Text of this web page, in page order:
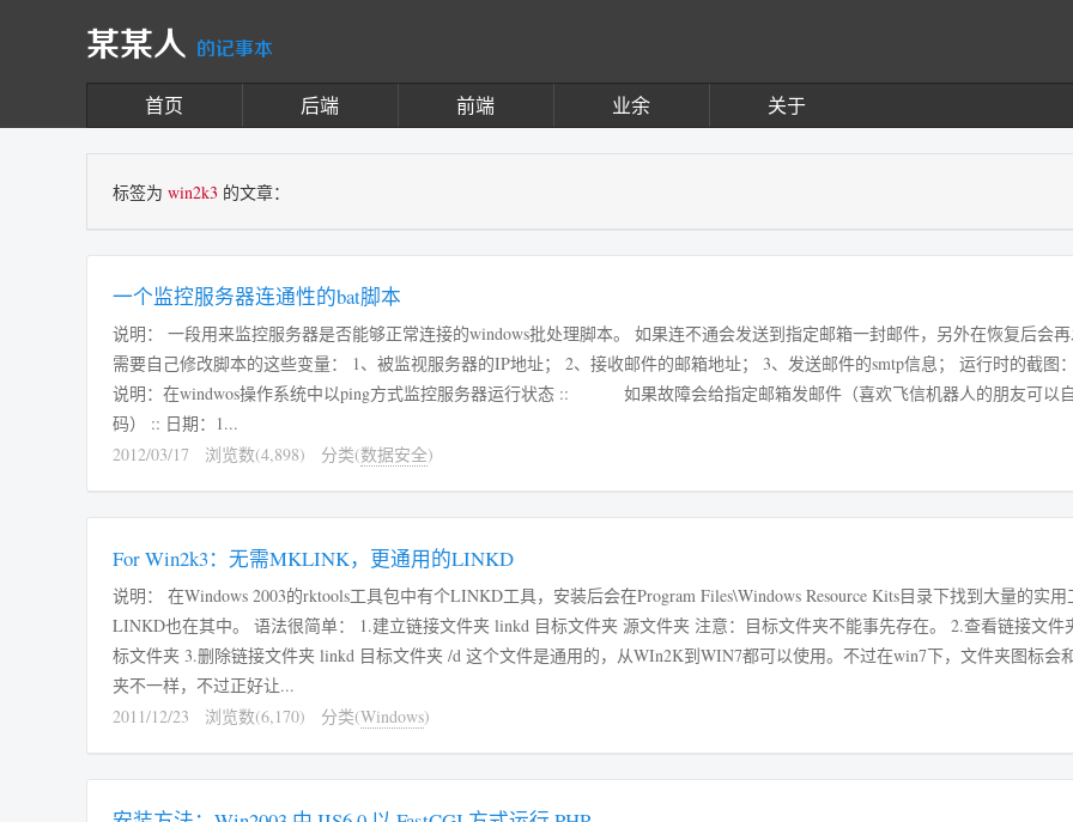
某某人 的记事本
首页 后端 前端 业余 关于
标签为 win2k3 的文章：
一个监控服务器连通性的bat脚本
说明： 一段用来监控服务器是否能够正常连接的windows批处理脚本。 如果连不通会发送到指定邮箱一封邮件，另外在恢复后会
需要自己修改脚本的这些变量： 1、被监视服务器的IP地址； 2、接收邮件的邮箱地址； 3、发送邮件的smtp信息； 运行时的截图： 代码：
说明：在windwos操作系统中以ping方式监控服务器运行状态 :: 如果故障会给指定邮箱发邮件（喜欢飞信机器人的朋友可以
码） :: 日期：1...
2012/03/17
浏览数(4,898) 分类(数据安全)
For Win2k3：无需MKLINK，更通用的LINKD
说明： 在Windows 2003的rktools工具包中有个LINKD工具，安装后会在Program Files\Windows Resource Kits目录下找到大量的实
LINKD也在其中。 语法很简单： 1.建立链接文件夹 linkd 目标文件夹 源文件夹 注意：目标文件夹不能事先存在。 2.查看链接文件
标文件夹 3.删除链接文件夹 linkd 目标文件夹 /d 这个文件是通用的，从WIn2K到WIN7都可以使用。不过在win7下，文件夹图标会
夹不一样，不过正好让...
2011/12/23
浏览数(6,170) 分类(Windows)